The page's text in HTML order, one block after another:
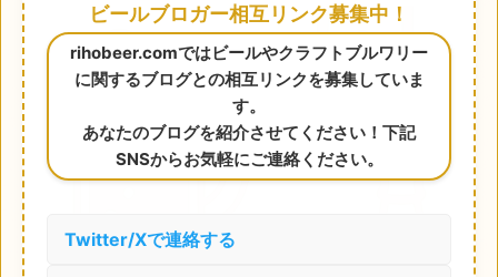
ビールブロガー相互リンク募集中！
rihobeer.comではビールやクラフトブルワリー
に関するブログとの相互リンクを募集していま
す。
あなたのブログを紹介させてください！下記
SNSからお気軽にご連絡ください。
Twitter/Xで連絡する